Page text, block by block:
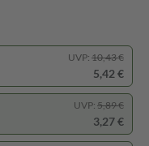
UVP: 10,43 €
5,42 €
UVP: 5,89 €
3,27 €